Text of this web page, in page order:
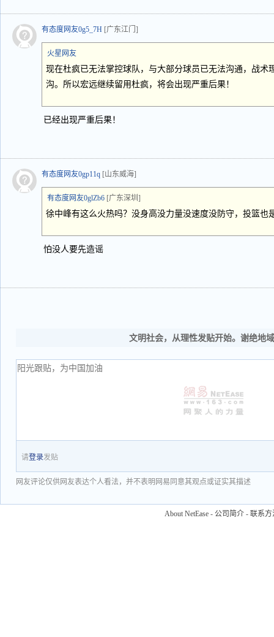
有态度网友0g5_7H [广东江门]
火星网友
现在杜疯已无法掌控球队，与大部分球员已无法沟通，战术
沟。所以宏远继续留用杜疯，将会出现严重后果！
已经出现严重后果！
有态度网友0gp11q [山东威海]
有态度网友0glZb6 [广东深圳]
徐中峰有这么火热吗？没身高没力量没速度没防守，投篮也
怕没人要先造谣
文明社会，从理性发贴开始。谢绝地
请登录发贴
网友评论仅供网友表达个人看法，并不表明网易同意其观点或证实其描述
About NetEase - 公司简介 - 联系方